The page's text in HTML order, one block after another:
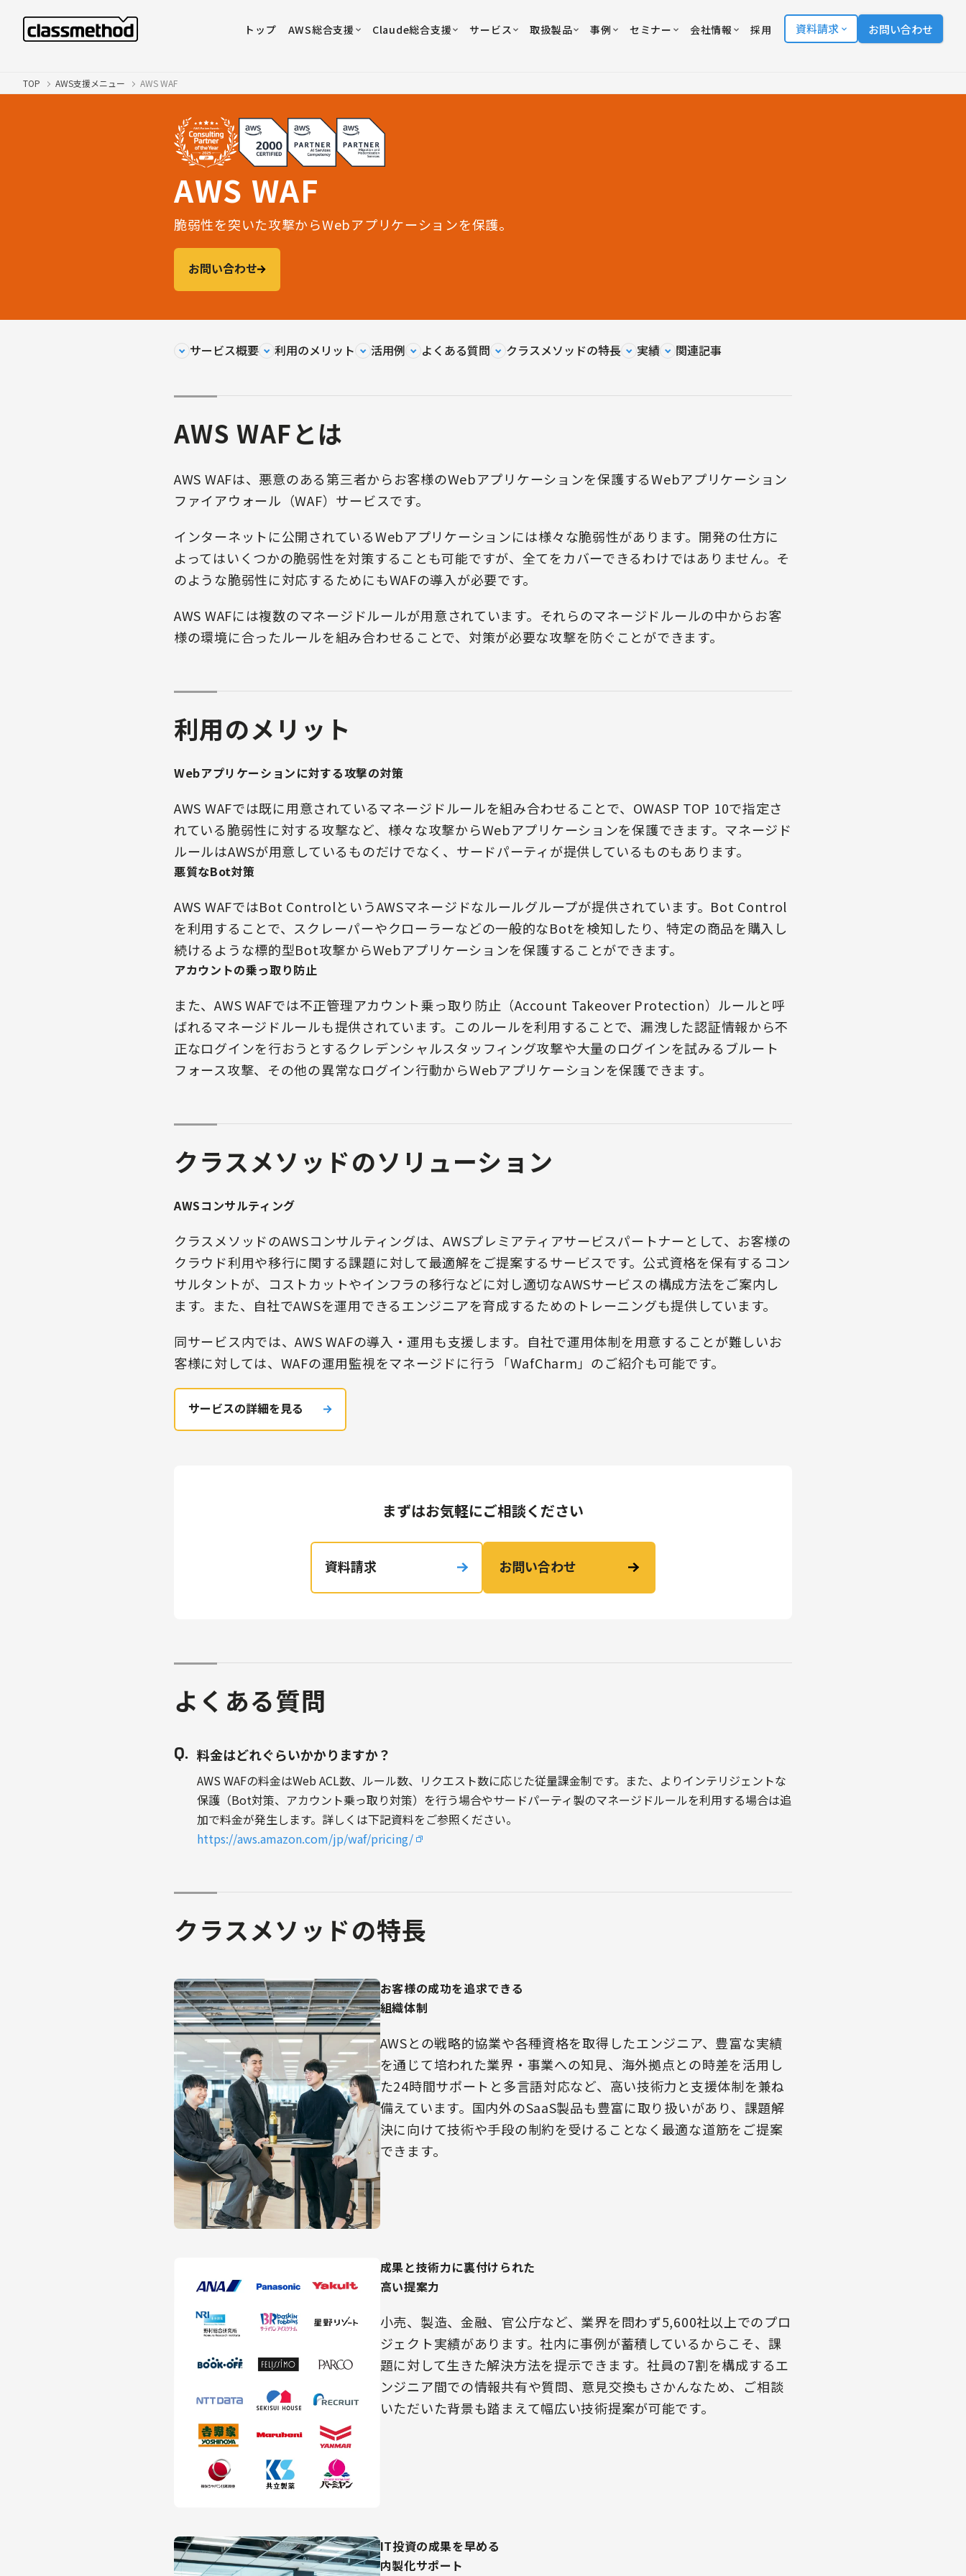
トップ AWS総合支援 Claude総合支援 サービス 取扱製品 事例 セミナー 会社情報 採用 資料請求 お問い合わせ
TOP AWS支援メニュー AWS WAF
AWS WAF
脆弱性を突いた攻撃からWebアプリケーションを保護。
お問い合わせ
サービス概要 利用のメリット 活用例 よくある質問 クラスメソッドの特長 実績 関連記事
AWS WAFとは
AWS WAFは、悪意のある第三者からお客様のWebアプリケーションを保護するWebアプリケーション
ファイアウォール（WAF）サービスです。
インターネットに公開されているWebアプリケーションには様々な脆弱性があります。開発の仕方に
よってはいくつかの脆弱性を対策することも可能ですが、全てをカバーできるわけではありません。そ
のような脆弱性に対応するためにもWAFの導入が必要です。
AWS WAFには複数のマネージドルールが用意されています。それらのマネージドルールの中からお客
様の環境に合ったルールを組み合わせることで、対策が必要な攻撃を防ぐことができます。
利用のメリット
Webアプリケーションに対する攻撃の対策
AWS WAFでは既に用意されているマネージドルールを組み合わせることで、OWASP TOP 10で指定さ
れている脆弱性に対する攻撃など、様々な攻撃からWebアプリケーションを保護できます。マネージド
ルールはAWSが用意しているものだけでなく、サードパーティが提供しているものもあります。
悪質なBot対策
AWS WAFではBot ControlというAWSマネージドなルールグループが提供されています。Bot Control
を利用することで、スクレーパーやクローラーなどの一般的なBotを検知したり、特定の商品を購入し
続けるような標的型Bot攻撃からWebアプリケーションを保護することができます。
アカウントの乗っ取り防止
また、AWS WAFでは不正管理アカウント乗っ取り防止（Account Takeover Protection）ルールと呼
ばれるマネージドルールも提供されています。このルールを利用することで、漏洩した認証情報から不
正なログインを行おうとするクレデンシャルスタッフィング攻撃や大量のログインを試みるブルート
フォース攻撃、その他の異常なログイン行動からWebアプリケーションを保護できます。
クラスメソッドのソリューション
AWSコンサルティング
クラスメソッドのAWSコンサルティングは、AWSプレミアティアサービスパートナーとして、お客様の
クラウド利用や移行に関する課題に対して最適解をご提案するサービスです。公式資格を保有するコン
サルタントが、コストカットやインフラの移行などに対し適切なAWSサービスの構成方法をご案内し
ます。また、自社でAWSを運用できるエンジニアを育成するためのトレーニングも提供しています。
同サービス内では、AWS WAFの導入・運用も支援します。自社で運用体制を用意することが難しいお
客様に対しては、WAFの運用監視をマネージドに行う「WafCharm」のご紹介も可能です。
サービスの詳細を見る
まずはお気軽にご相談ください
資料請求 お問い合わせ
よくある質問
料金はどれぐらいかかりますか？
AWS WAFの料金はWeb ACL数、ルール数、リクエスト数に応じた従量課金制です。また、よりインテリジェントな
保護（Bot対策、アカウント乗っ取り対策）を行う場合やサードパーティ製のマネージドルールを利用する場合は追
加で料金が発生します。詳しくは下記資料をご参照ください。
https://aws.amazon.com/jp/waf/pricing/
クラスメソッドの特長
お客様の成功を追求できる
組織体制
AWSとの戦略的協業や各種資格を取得したエンジニア、豊富な実績
を通じて培われた業界・事業への知見、海外拠点との時差を活用し
た24時間サポートと多言語対応など、高い技術力と支援体制を兼ね
備えています。国内外のSaaS製品も豊富に取り扱いがあり、課題解
決に向けて技術や手段の制約を受けることなく最適な道筋をご提案
できます。
成果と技術力に裏付けられた
高い提案力
小売、製造、金融、官公庁など、業界を問わず5,600社以上でのプロ
ジェクト実績があります。社内に事例が蓄積しているからこそ、課
題に対して生きた解決方法を提示できます。社員の7割を構成するエ
ンジニア間での情報共有や質問、意見交換もさかんなため、ご相談
いただいた背景も踏まえて幅広い技術提案が可能です。
IT投資の成果を早める
内製化サポート